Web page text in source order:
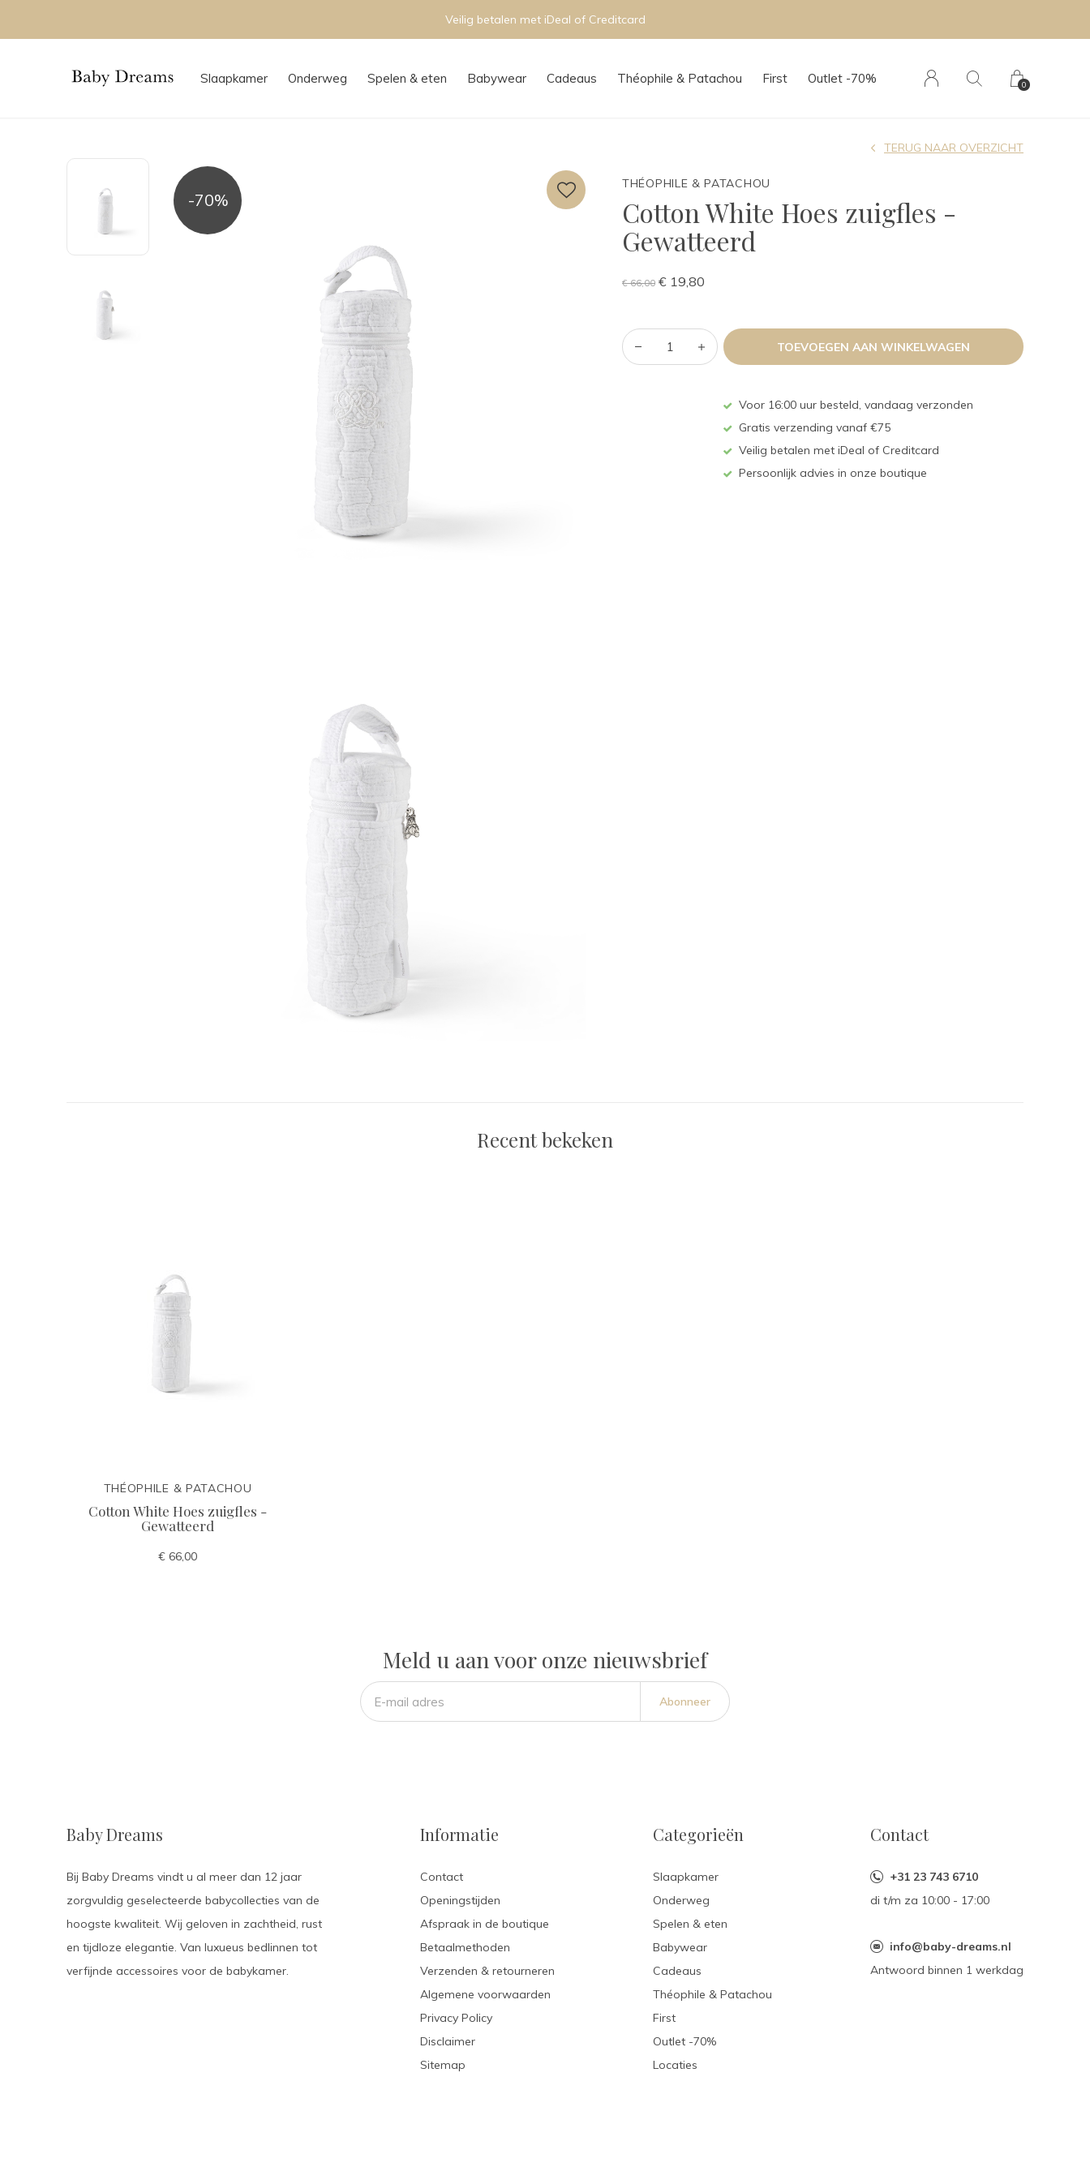
Slaapkamer Onderweg Spelen & eten Babywear Cadeaus Théophile & Patachou First Outlet -70% 0
Persoonlijk advies in onze boutique
-70%
THÉOPHILE & PATACHOU
Cotton White Hoes zuigfles -
Gewatteerd
TERUG NAAR OVERZICHT
€ 66,00 € 19,80
TOEVOEGEN AAN WINKELWAGEN
Voor 16:00 uur besteld, vandaag verzonden
Gratis verzending vanaf €75
Veilig betalen met iDeal of Creditcard
Persoonlijk advies in onze boutique
Recent bekeken
THÉOPHILE & PATACHOU
Cotton White Hoes zuigfles -
Gewatteerd
€ 66,00
Meld u aan voor onze nieuwsbrief
Abonneer
Baby Dreams
Bij Baby Dreams vindt u al meer dan 12 jaar
zorgvuldig geselecteerde babycollecties van de
hoogste kwaliteit. Wij geloven in zachtheid, rust
en tijdloze elegantie. Van luxueus bedlinnen tot
verfijnde accessoires voor de babykamer.
Informatie
Contact
Openingstijden
Afspraak in de boutique
Betaalmethoden
Verzenden & retourneren
Algemene voorwaarden
Privacy Policy
Disclaimer
Sitemap
Categorieën
Slaapkamer
Onderweg
Spelen & eten
Babywear
Cadeaus
Théophile & Patachou
First
Outlet -70%
Locaties
Contact
+31 23 743 6710
di t/m za 10:00 - 17:00
info@baby-dreams.nl
Antwoord binnen 1 werkdag